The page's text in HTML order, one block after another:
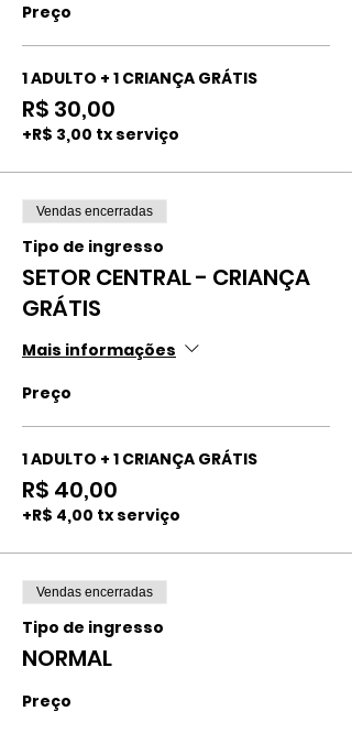
Preço
1 ADULTO + 1 CRIANÇA GRÁTIS
R$ 30,00
+R$ 3,00 tx serviço
Vendas encerradas
Tipo de ingresso
SETOR CENTRAL - CRIANÇA
GRÁTIS
Mais informações
Preço
1 ADULTO + 1 CRIANÇA GRÁTIS
R$ 40,00
+R$ 4,00 tx serviço
Vendas encerradas
Tipo de ingresso
NORMAL
Preço